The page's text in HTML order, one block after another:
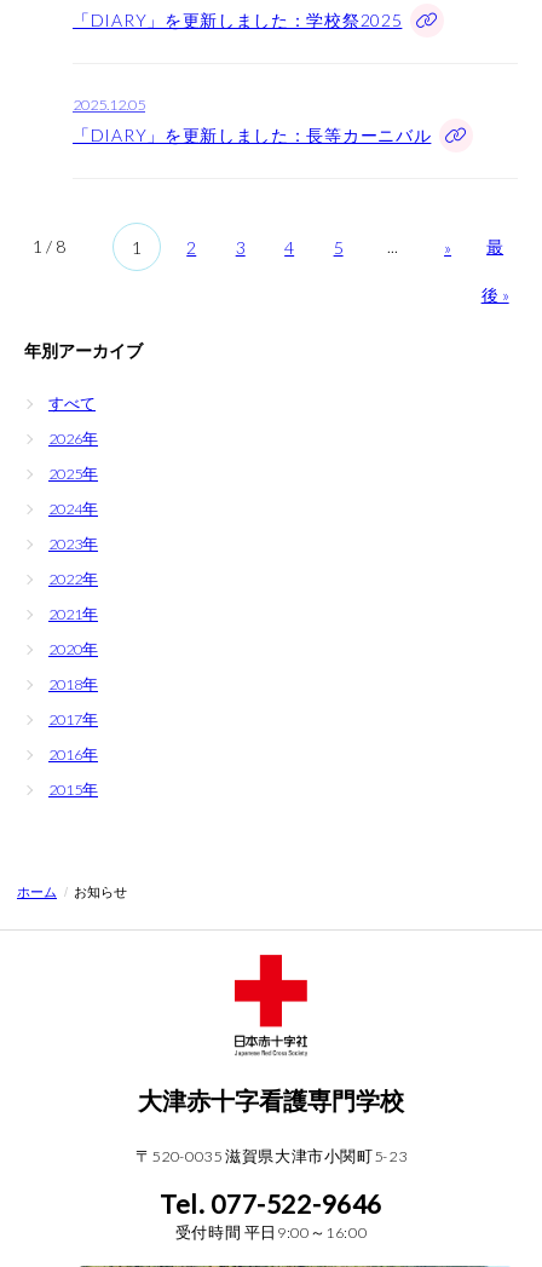
ダイアリー
アクセス
同窓会
「DIARY」を更新しました：学校祭2025
2025.12.05
「DIARY」を更新しました：長等カーニバル
1 / 8 1 2 3 4 5 ... » 最
後 »
年別アーカイブ
すべて
2026年
2025年
2024年
2023年
2022年
2021年
2020年
2018年
2017年
2016年
2015年
ホーム / お知らせ
大津赤十字看護専門学校
〒520-0035 滋賀県大津市小関町5-23
Tel. 077-522-9646
受付時間 平日9:00～16:00